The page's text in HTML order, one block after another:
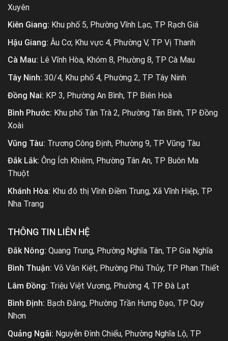
Xuyên
Kiên Giang: Khu phố 5, Phường Vĩnh Lạc, TP Rạch Giá
Hậu Giang: Âu Cơ, Khu vực 4, Phường V, TP Vị Thanh
Cà Mau: Lê Vĩnh Hòa, Khóm 8, Phường 8, TP Cà Mau
Tây Ninh: 30/4, Khu phố 4, Phường 2, TP Tây Ninh
Đồng Nai: KP 3, Phường An Bình, TP Biên Hoà
Bình Phước: Khu phố Tân Trà 2, Phường Tân Bình, TP Đồng
Xoài
Vũng Tàu: Trương Công Định, Phường 9, TP Vũng Tàu
Đắk Lắk: Ông Ích Khiêm, Phường Tân An, TP Buôn Ma
Thuột
Khánh Hòa: Khu đô thị Vĩnh Điềm Trung, Xã Vĩnh Hiệp, TP
Nha Trang
THÔNG TIN LIÊN HỆ
Đắk Nông: Quang Trung, Phường Nghĩa Tân, TP Gia Nghĩa
Bình Thuận: Võ Văn Kiệt, Phường Phú Thủy, TP Phan Thiết
Lâm Đồng: Triệu Việt Vương, Phường 4, TP Đà Lạt
Bình Định: Bạch Đằng, Phường Trần Hưng Đạo, TP Quy
Nhơn
Quảng Ngãi: Nguyễn Đình Chiểu, Phường Nghĩa Lộ, TP